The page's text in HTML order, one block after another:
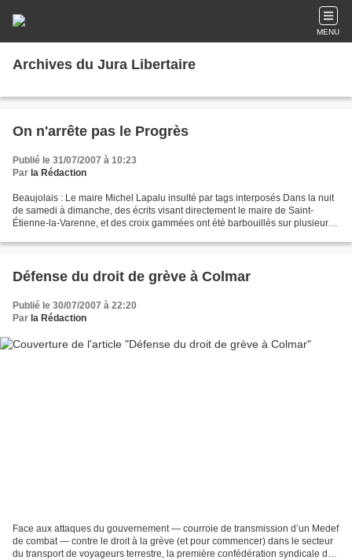
MENU
Archives du Jura Libertaire
On n'arrête pas le Progrès
Publié le 31/07/2007 à 10:23
Par la Rédaction
Beaujolais : Le maire Michel Lapalu insulté par tags interposés Dans la nuit
de samedi à dimanche, des écrits visant directement le maire de Saint-
Étienne-la-Varenne, et des croix gammées ont été barbouillés sur plusieurs
Défense du droit de grève à Colmar
Publié le 30/07/2007 à 22:20
Par la Rédaction
Face aux attaques du gouvernement — courroie de transmission d’un Medef
de combat — contre le droit à la grève (et pour commencer) dans le secteur
du transport de voyageurs terrestre, la première confédération syndicale du